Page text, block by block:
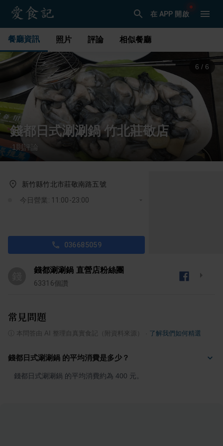
在 APP 開啟
餐廳資訊 照片 評論 相似餐廳
1 / 6
錢都日式涮涮鍋 竹北莊敬店
·1 則評論
新竹縣竹北市莊敬南路五號
今日營業: 11:00-23:00
036685059
錢都涮涮鍋 直營店粉絲團
63316個讚
常見問題
本問答由 AI 整理自真實食記（附資料來源） 了解我們如何精選
錢都日式涮涮鍋 的平均消費是多少？
錢都日式涮涮鍋 的平均消費約為 400 元。